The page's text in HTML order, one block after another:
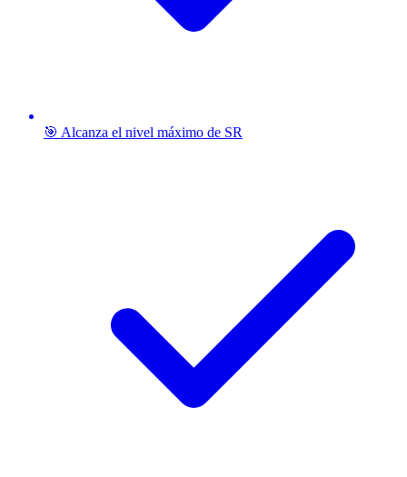
🎯 Alcanza el nivel máximo de SR